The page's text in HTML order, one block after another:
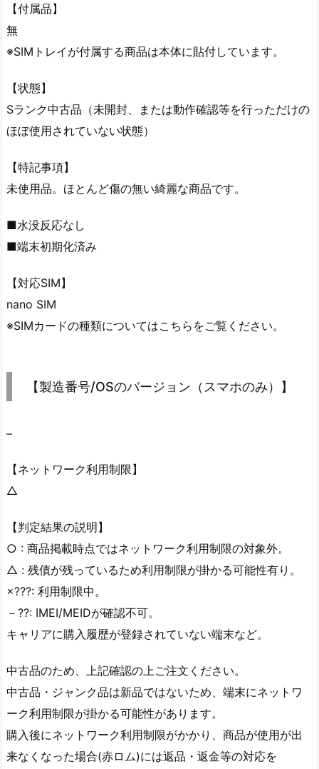
【付属品】
無
※SIMトレイが付属する商品は本体に貼付しています。
【状態】
Sランク中古品（未開封、または動作確認等を行っただけの
ほぼ使用されていない状態）
【特記事項】
未使用品。ほとんど傷の無い綺麗な商品です。
■水没反応なし
■端末初期化済み
【対応SIM】
nano SIM
※SIMカードの種類についてはこちらをご覧ください。
【製造番号/OSのバージョン（スマホのみ）】
–
【ネットワーク利用制限】
△
【判定結果の説明】
○ : 商品掲載時点ではネットワーク利用制限の対象外。
△ : 残債が残っているため利用制限が掛かる可能性有り。
×???: 利用制限中。
－??: IMEI/MEIDが確認不可。
キャリアに購入履歴が登録されていない端末など。
中古品のため、上記確認の上ご注文ください。
中古品・ジャンク品は新品ではないため、端末にネットワ
ーク利用制限が掛かる可能性があります。
購入後にネットワーク利用制限がかかり、商品が使用が出
来なくなった場合(赤ロム)には返品・返金等の対応を